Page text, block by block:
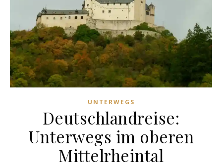
UNTERWEGS
Deutschlandreise:
Unterwegs im oberen
Mittelrheintal